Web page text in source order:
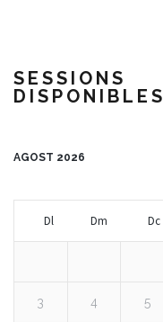
SESSIONS
DISPONIBLES
AGOST 2026
Dl Dm Dc
3 4 5